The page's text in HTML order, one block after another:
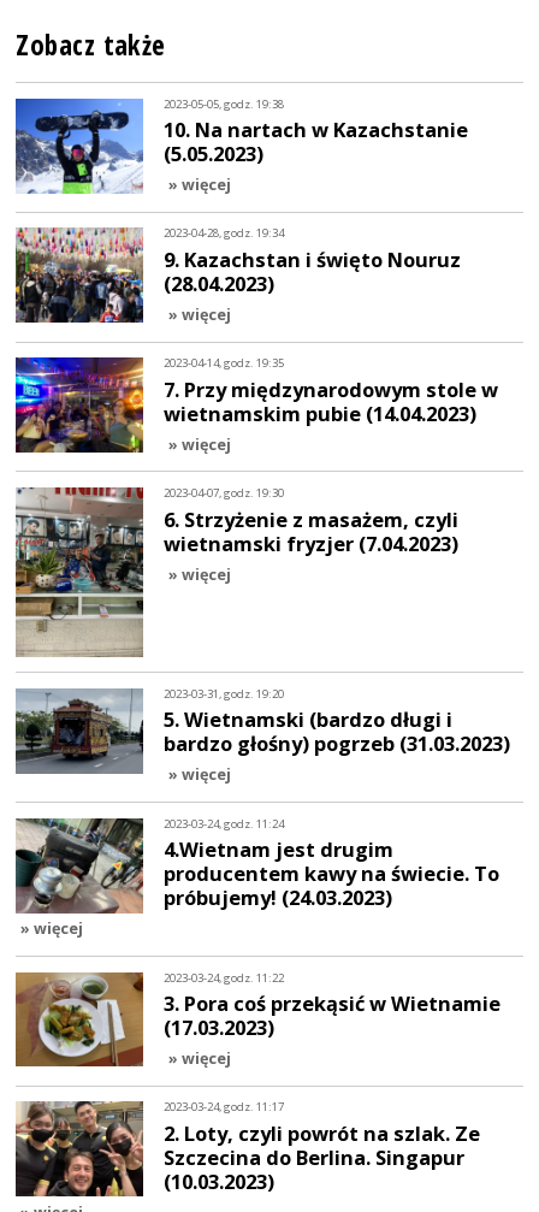
Zobacz także
2023-05-05, godz. 19:38
10. Na nartach w Kazachstanie
(5.05.2023)
» więcej
2023-04-28, godz. 19:34
9. Kazachstan i święto Nouruz
(28.04.2023)
» więcej
2023-04-14, godz. 19:35
7. Przy międzynarodowym stole w
wietnamskim pubie (14.04.2023)
» więcej
2023-04-07, godz. 19:30
6. Strzyżenie z masażem, czyli
wietnamski fryzjer (7.04.2023)
» więcej
2023-03-31, godz. 19:20
5. Wietnamski (bardzo długi i
bardzo głośny) pogrzeb (31.03.2023)
» więcej
2023-03-24, godz. 11:24
4.Wietnam jest drugim
producentem kawy na świecie. To
próbujemy! (24.03.2023)
» więcej
2023-03-24, godz. 11:22
3. Pora coś przekąsić w Wietnamie
(17.03.2023)
» więcej
2023-03-24, godz. 11:17
2. Loty, czyli powrót na szlak. Ze
Szczecina do Berlina. Singapur
(10.03.2023)